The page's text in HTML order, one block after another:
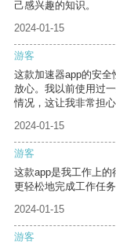
己感兴趣的知识。
2024-01-15
游客
这款加速器app的安
放心。我以前使用过
情况，这让我非常担心
2024-01-15
游客
这款app是我工作上
更轻松地完成工作任务
2024-01-15
游客